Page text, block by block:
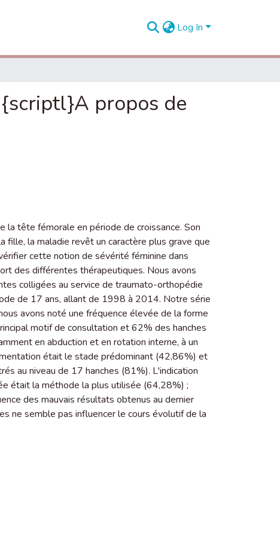
Log In
propos de
la tête fémorale en période de croissance. Son
fille, la maladie revêt un caractère plus grave que
cette notion de sévérité féminine dans
des différentes thérapeutiques. Nous avons
colligées au service de traumato-orthopédie
de 17 ans, allant de 1998 à 2014. Notre série
avons noté une fréquence élevée de la forme
motif de consultation et 62% des hanches
en abduction et en rotation interne, à un
était le stade prédominant (42,86%) et
au niveau de 17 hanches (81%). L'indication
était la méthode la plus utilisée (64,28%) ;
des mauvais résultats obtenus au dernier
ne semble pas influencer le cours évolutif de la